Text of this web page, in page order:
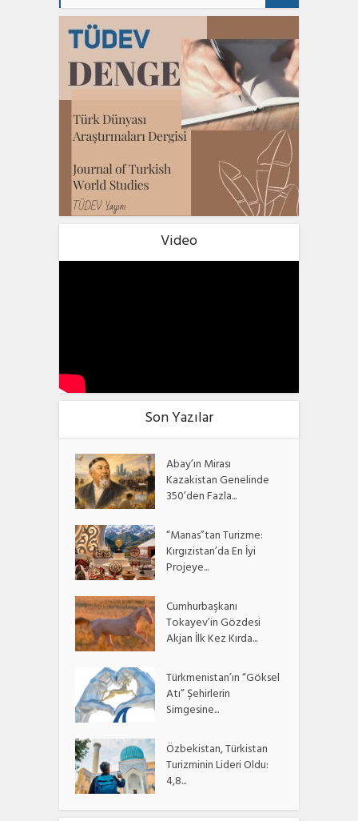
Video
Son Yazılar
Abay’ın Mirası
Kazakistan Genelinde
350’den Fazla...
“Manas”tan Turizme:
Kırgızistan’da En İyi
Projeye...
Cumhurbaşkanı
Tokayev’in Gözdesi
Akjan İlk Kez Kırda...
Türkmenistan’ın “Göksel
Atı” Şehirlerin
Simgesine...
Özbekistan, Türkistan
Turizminin Lideri Oldu:
4,8...